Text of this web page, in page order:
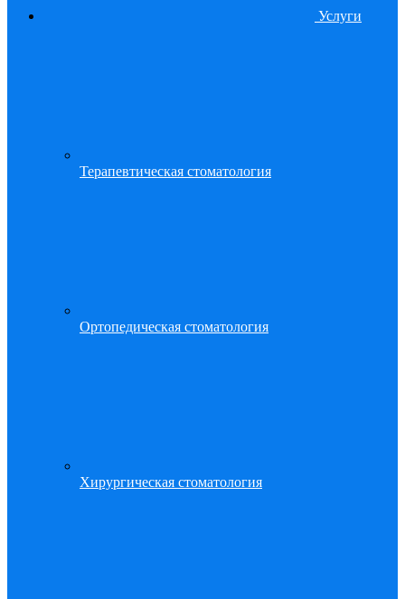
Услуги
Терапевтическая стоматология
Ортопедическая стоматология
Хирургическая стоматология